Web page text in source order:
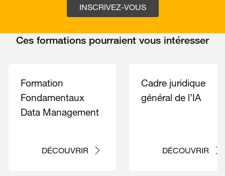
INSCRIVEZ-VOUS
Ces formations pourraient vous intéresser
Formation
Fondamentaux
Data Management
DÉCOUVRIR
Cadre juridique
général de l’IA
DÉCOUVRIR